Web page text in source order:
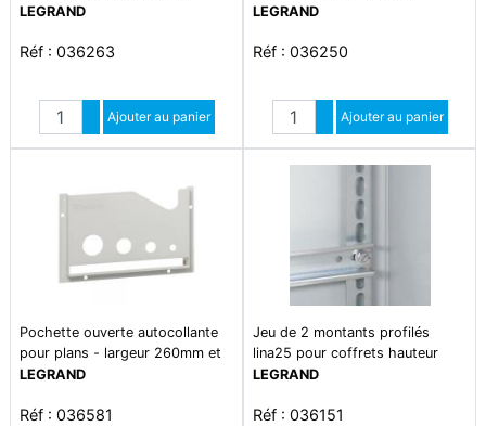
ral7035
LEGRAND
Réf : 036263
Quantité
Augmenter quantité
Diminuer quantité
Ajouter au panier
ral7035
LEGRAND
Réf : 036250
Quantité
Augmenter quantité
Diminuer quantité
Ajouter au panier
Pochette ouverte autocollante
pour plans - largeur 260mm et
hauteur 165mm - ral7035
LEGRAND
Réf : 036581
Jeu de 2 montants profilés
lina25 pour coffrets hauteur
400mm - longueur 337mm
LEGRAND
Réf : 036151